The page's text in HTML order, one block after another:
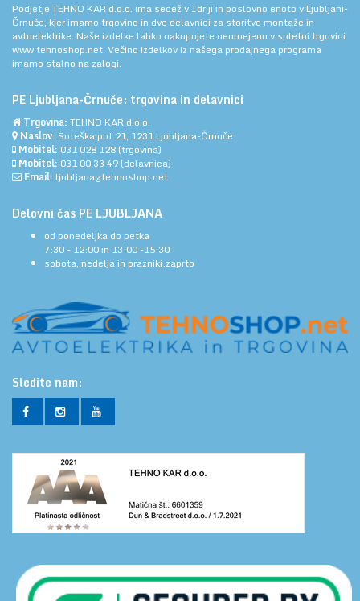
Podjetje TEHNO KAR d.o.o. ima sedež v Idriji in poslovno enoto v Ljubljani-
Črnuče, kjer imamo trgovino in dve delavnici za storitve montaže in
avtoelektrike. Naše izdelke lahko nakupujete neomejeno v spletni trgovini
www.tehnoshop.net. Večino izdelkov iz našega prodajnega programa
imamo stalno na zalogi.
PE Ljubljana-Črnuče: trgovina in delavnici
Trgovina: TEHNO KAR d.o.o.
Naslov: Soteška pot 21, 1231 Ljubljana-Črnuče
Mobitel: 031 028 128 (trgovina)
Mobitel: 031 00 33 49 (delavnica)
Email: ljubljana@tehnoshop.net
Delovni čas PE LJUBLJANA
od ponedeljka do petka
7:30 - 12:00 in 13:00 -15:30
sobota, nedelja in prazniki:zaprto
Sledite nam: